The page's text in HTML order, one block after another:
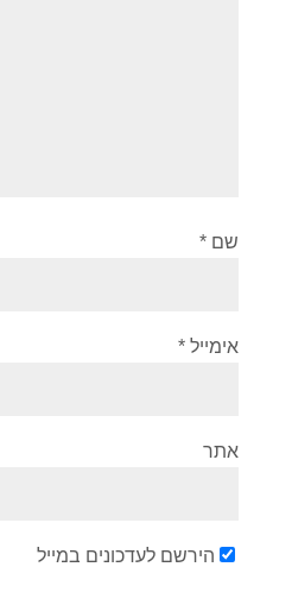
שם *
אימייל *
אתר
הירשם לעדכונים במייל